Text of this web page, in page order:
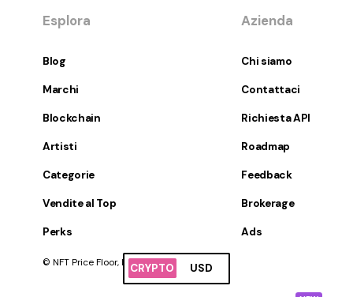
CRYPTO USD
Esplora
Blog
Marchi
Blockchain
Artisti
Categorie
Vendite al Top
Perks
Azienda
Chi siamo
Contattaci
Richiesta API
Roadmap
Feedback
Brokerage
Ads
© NFT Price Floor, Inc. Tutti i diritti riservati.